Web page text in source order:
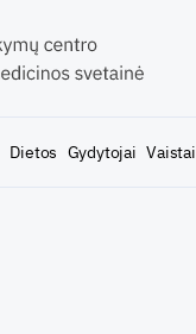
Dietos Gydytojai Vaistai